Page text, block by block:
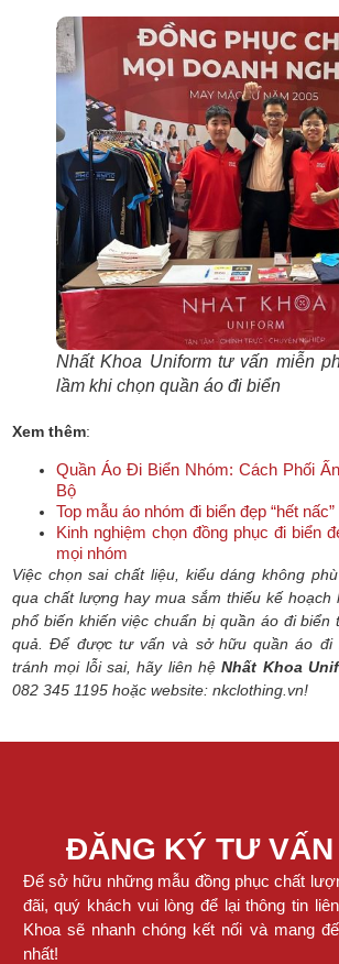
Nhất Khoa Uniform tư vấn miễn
lầm khi chọn quần áo đi biển
Xem thêm:
Quần Áo Đi Biển Nhóm: Cách Phối
Bộ
Top mẫu áo nhóm đi biển đẹp “hết nấc”
Kinh nghiệm chọn đồng phục đi biển
mọi nhóm
Việc chọn sai chất liệu, kiểu dáng không
qua chất lượng hay mua sắm thiếu kế hoạch
phổ biến khiến việc chuẩn bị quần áo đi biển
quả. Để được tư vấn và sở hữu quần áo đi
tránh mọi lỗi sai, hãy liên hệNhất Khoa
082 345 1195 hoặc website: nkclothing.vn!
ĐĂNG KÝ TƯ VẤN
Để sở hữu những mẫu đồng phục chất
đãi, quý khách vui lòng để lại thông tin
Khoa sẽ nhanh chóng kết nối và mang
nhất!